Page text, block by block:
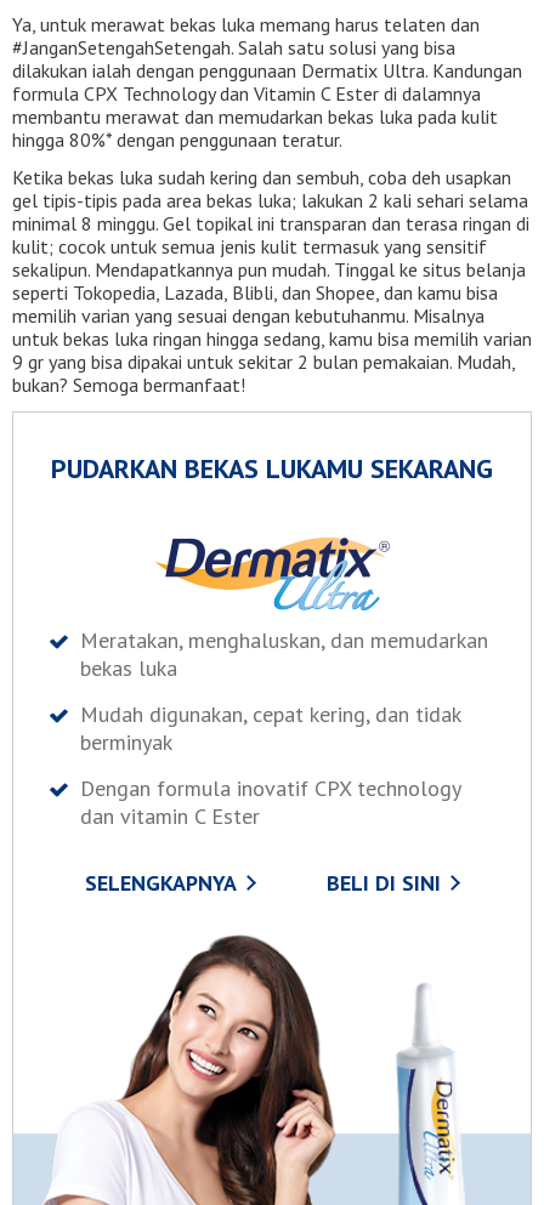
Ya, untuk merawat bekas luka memang harus telaten dan
#JanganSetengahSetengah. Salah satu solusi yang bisa
dilakukan ialah dengan penggunaan Dermatix Ultra. Kandungan
formula CPX Technology dan Vitamin C Ester di dalamnya
membantu merawat dan memudarkan bekas luka pada kulit
hingga 80%* dengan penggunaan teratur.
Ketika bekas luka sudah kering dan sembuh, coba deh usapkan
gel tipis-tipis pada area bekas luka; lakukan 2 kali sehari selama
minimal 8 minggu. Gel topikal ini transparan dan terasa ringan di
kulit; cocok untuk semua jenis kulit termasuk yang sensitif
sekalipun. Mendapatkannya pun mudah. Tinggal ke situs belanja
seperti Tokopedia, Lazada, Blibli, dan Shopee, dan kamu bisa
memilih varian yang sesuai dengan kebutuhanmu. Misalnya
untuk bekas luka ringan hingga sedang, kamu bisa memilih varian
9 gr yang bisa dipakai untuk sekitar 2 bulan pemakaian. Mudah,
bukan? Semoga bermanfaat!
PUDARKAN BEKAS LUKAMU SEKARANG
Meratakan, menghaluskan, dan memudarkan
bekas luka
Mudah digunakan, cepat kering, dan tidak
berminyak
Dengan formula inovatif CPX technology
dan vitamin C Ester
SELENGKAPNYA BELI DI SINI